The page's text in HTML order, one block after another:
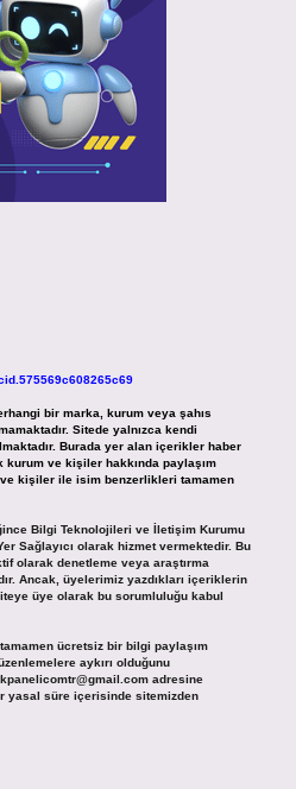
bir marka, kurum veya şahıs
Sitede yalnızca kendi
Burada yer alan içerikler haber
ve kişiler hakkında paylaşım
ve kişiler ile isim benzerlikleri tamamen
Bilgi Teknolojileri ve İletişim Kurumu
Sağlayıcı olarak hizmet vermektedir. Bu
olarak denetleme veya araştırma
Ancak, üyelerimiz yazdıkları içeriklerin
üye olarak bu sorumluluğu kabul
ücretsiz bir bilgi paylaşım
aykırı olduğunu
adresine
yasal süre içerisinde sitemizden